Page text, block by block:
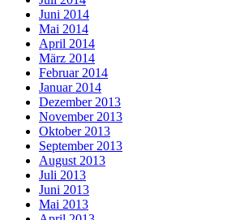
Juni 2014
Mai 2014
April 2014
März 2014
Februar 2014
Januar 2014
Dezember 2013
November 2013
Oktober 2013
September 2013
August 2013
Juli 2013
Juni 2013
Mai 2013